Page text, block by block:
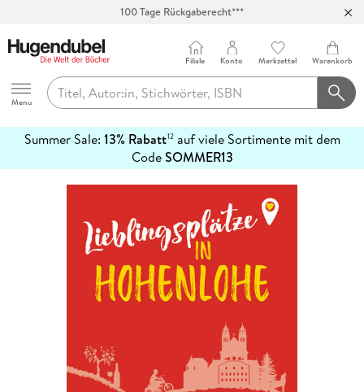
100 Tage Rückgaberecht***
Hugendubel
Menu
Filiale Konto Merkzettel Warenkorb
Summer Sale: 13% Rabatt12auf viele Sortimente mit dem
CodeSOMMER13
erfahren